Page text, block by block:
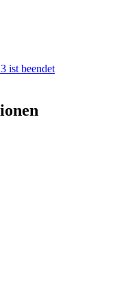
ist beendet